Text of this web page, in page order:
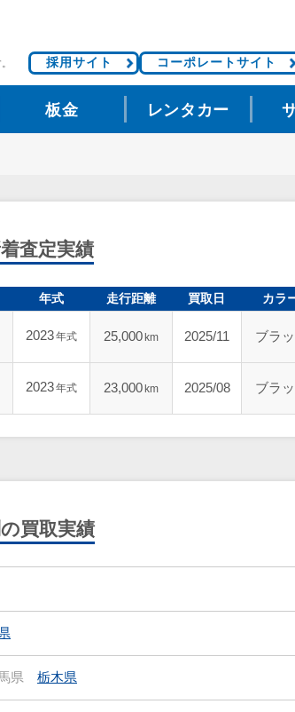
採用サイト コーポレートサイト
板金 レンタカー
査定実績
年式 走行距離 買取日 カラ
2023年式 25,000 km 2025/11 ブラ
2023年式 23,000 km 2025/08 ブラ
買取実績
県 栃木県